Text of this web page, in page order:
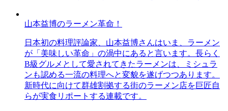
山本益博のラーメン革命！
日本初の料理評論家、山本益博さんはいま、ラーメン
が「美味しい革命」の渦中にあると言います。長らく
B級グルメとして愛されてきたラーメンは、ミシュラ
ンも認める一流の料理へと変貌を遂げつつあります。
新時代に向けて群雄割拠する街のラーメン店を巨匠自
らが実食リポートする連載です。